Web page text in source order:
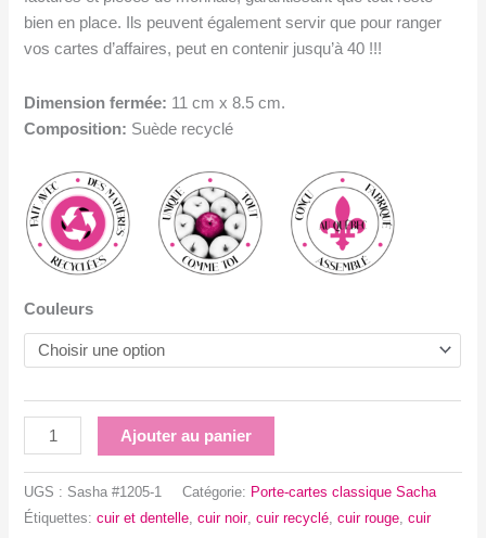
bien en place. Ils peuvent également servir que pour ranger
vos cartes d’affaires, peut en contenir jusqu’à 40 !!!
Dimension fermée: 11 cm x 8.5 cm.
Composition: Suède recyclé
Couleurs
quantité
de
en
Ajouter au panier
UGS : Sasha #1205-1 Catégorie: Porte-cartes classique Sacha
Étiquettes:cuir et dentelle,cuir noir,cuir recyclé,cuir rouge,cuir